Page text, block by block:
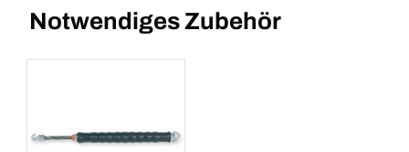
Notwendiges Zubehör